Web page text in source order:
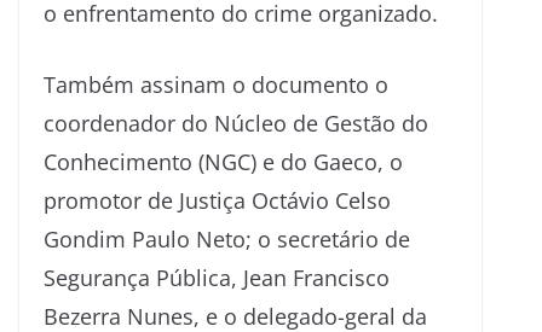
o enfrentamento do crime organizado.
Também assinam o documento o
coordenador do Núcleo de Gestão do
Conhecimento (NGC) e do Gaeco, o
promotor de Justiça Octávio Celso
Gondim Paulo Neto; o secretário de
Segurança Pública, Jean Francisco
Bezerra Nunes, e o delegado-geral da